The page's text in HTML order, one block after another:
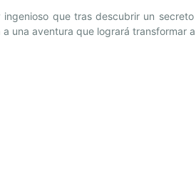
ingenioso que tras descubrir un
a una aventura que logrará transformar